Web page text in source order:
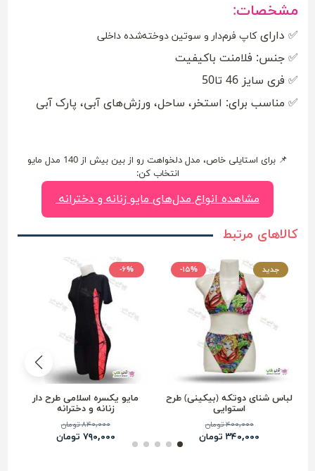
مشخصات:
✅ دارایکاپ فرم‌دار و سوتین دوخته‌شده داخلی
✅ جنس: فلامنت باکیفیت
✅ فری سایز 46 تا50
✅ مناسب برای: استخر، ساحل، ورزش‌های آبی، پارک آبی
📌 برای استایلی خاص، مدل دلخواهت رو از بین بیش از 140 مدل مایو
انتخاب کن:
مشاهده انواع مدل‌های مایو زنانه و دخترانه
کالاهای مرتبط
جدید -۱۵%
لباس شنای دوتکه (بیکینی) طرح
استوایی
۴۰۰,۰۰۰ تومان
۳۴۰,۰۰۰ تومان
-۶%
مایو یکسره اسلامی طرح دار
زنانه و دخترانه
۸۴۰,۰۰۰ تومان
۷۹۰,۰۰۰ تومان